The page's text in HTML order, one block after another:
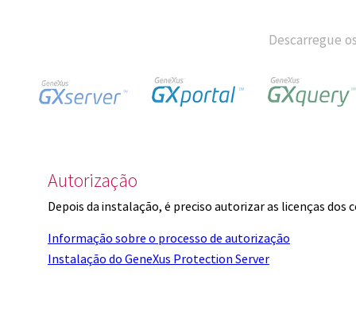
Descarregue
Autorização
Depois da instalação, é preciso autorizar as licenças dos
Informação sobre o processo de autorização
Instalação do GeneXus Protection Server